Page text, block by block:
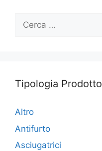
Ricerca
Tipologia Prodotto
Altro
Antifurto
Asciugatrici